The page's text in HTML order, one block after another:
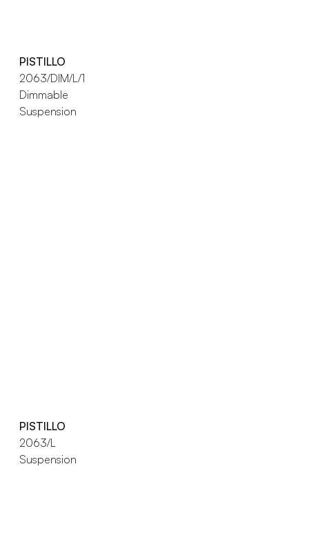
PISTILLO
2063/DIM/L/1
Dimmable
Suspension
PISTILLO
2063/L
Suspension